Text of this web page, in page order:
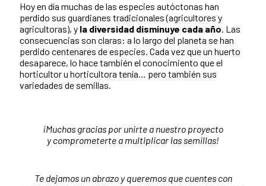
Hoy en día muchas de las especies autóctonas han
perdido sus guardianes tradicionales (agricultores y
agricultoras), y la diversidad disminuye cada año. Las
consecuencias son claras: a lo largo del planeta se han
perdido centenares de especies. Cada vez que un huerto
desaparece, lo hace también el conocimiento que el
horticultor u horticultora tenía… pero también sus
variedades de semillas.
¡Muchas gracias por unirte a nuestro proyecto
ycomprometerte a multiplicar las semillas!
Te dejamos un abrazo y queremos que cuentes con